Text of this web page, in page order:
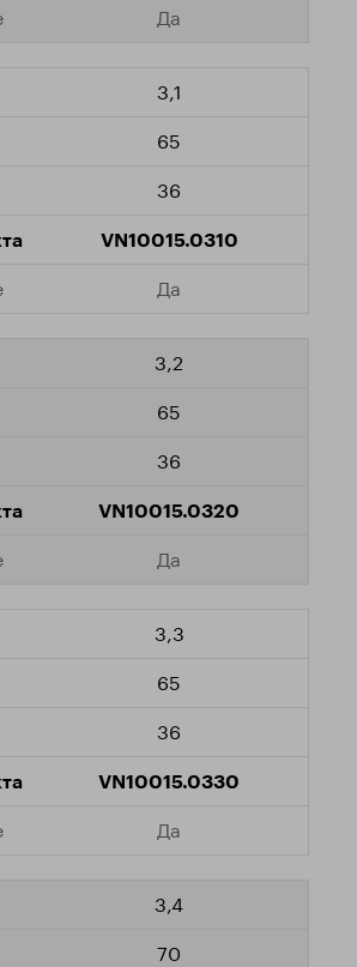
Да
3,1
65
36
VN10015.0310
Да
3,2
65
36
VN10015.0320
Да
3,3
65
36
VN10015.0330
Да
3,4
70